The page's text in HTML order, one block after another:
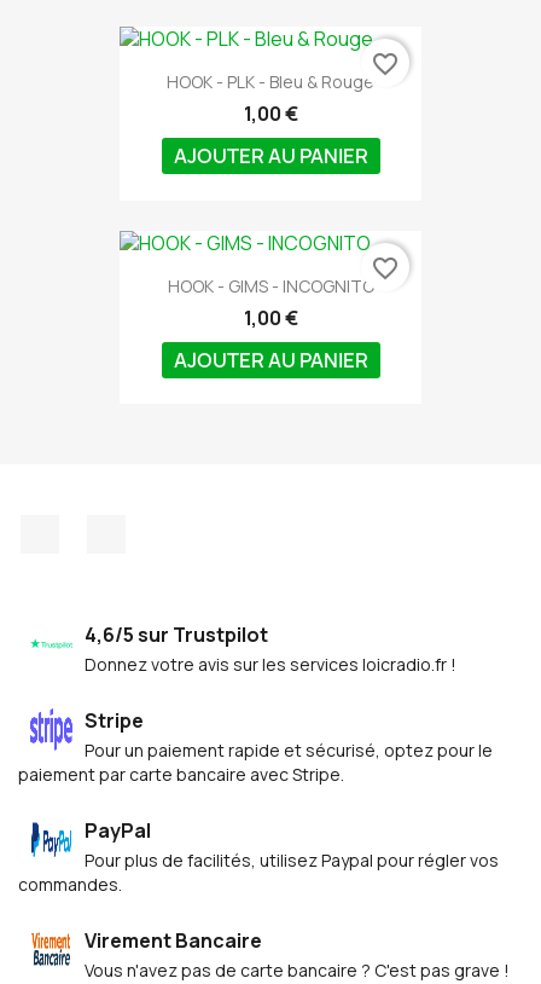
HOOK - PLK - Bleu & Rouge
1,00 €
AJOUTER AU PANIER
favorite_border
HOOK - GIMS - INCOGNITO
1,00 €
AJOUTER AU PANIER
favorite_border
4,6/5 sur Trustpilot
Donnez votre avis sur les services loicradio.fr !
Stripe
Pour un paiement rapide et sécurisé, optez pour le
paiement par carte bancaire avec Stripe.
PayPal
Pour plus de facilités, utilisez Paypal pour régler vos
commandes.
Virement Bancaire
Vous n'avez pas de carte bancaire ? C'est pas grave !